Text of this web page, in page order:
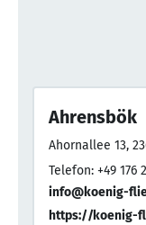
Ahrensbök
Ahornallee 13,
Telefon: +49 176
info@koenig-
https://koenig-